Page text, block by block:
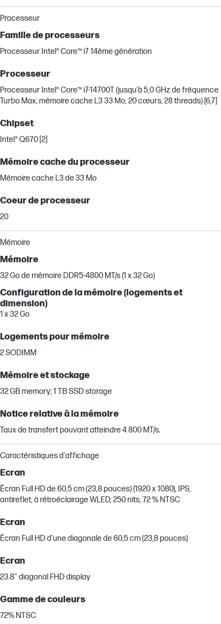
Processeur
Famille de processeurs
Processeur Intel® Core™ i7 14ème génération
Processeur
Processeur Intel® Core™ i7-14700T (jusqu’à 5,0 GHz de fréquence
Turbo Max, mémoire cache L3 33 Mo, 20 cœurs, 28 threads) [6,7]
Chipset
Intel® Q670 [2]
Mémoire cache du processeur
Mémoire cache L3 de 33 Mo
Coeur de processeur
20
Mémoire
Mémoire
32 Go de mémoire DDR5-4800 MT/s (1 x 32 Go)
Configuration de la mémoire (logements et
dimension)
1 x 32 Go
Logements pour mémoire
2 SODIMM
Mémoire et stockage
32 GB memory; 1 TB SSD storage
Notice relative à la mémoire
Taux de transfert pouvant atteindre 4 800 MT/s.
Caractéristiques d'affichage
Ecran
Écran Full HD de 60,5 cm (23,8 pouces) (1920 x 1080), IPS,
antireflet, à rétroéclairage WLED, 250 nits, 72 % NTSC
Ecran
Écran Full HD d’une diagonale de 60,5 cm (23,8 pouces)
Ecran
23.8" diagonal FHD display
Gamme de couleurs
72% NTSC